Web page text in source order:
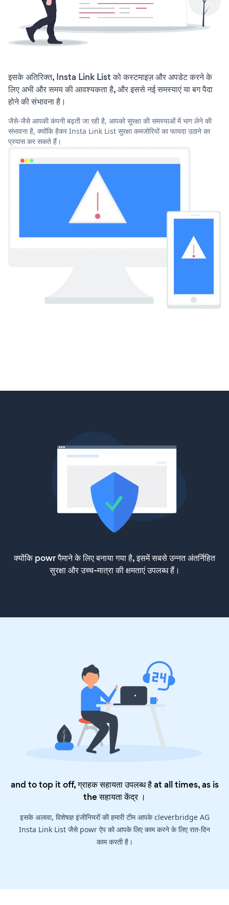
इसके अतिरिक्त, Insta Link List को कस्टमाइज़ और अपडेट करने के
लिए अभी और समय की आवश्यकता है, और इससे नई समस्याएं या बग पैदा
होने की संभावना है।
जैसे-जैसे आपकी कंपनी बढ़ती जा रही है, आपको सुरक्षा की समस्याओं में भाग लेने की
संभावना है, क्योंकि हैकर Insta Link List सुरक्षा कमजोरियों का फायदा उठाने का
प्रयास कर सकते हैं।
क्योंकि powr पैमाने के लिए बनाया गया है, इसमें सबसे उन्नत अंतर्निहित
सुरक्षा और उच्च-मात्रा की क्षमताएं उपलब्ध हैं।
and to top it off, ग्राहक सहायता उपलब्ध है at all times, as is
theसहायता केंद्र।
इसके अलावा, विशेषज्ञ इंजीनियरों की हमारी टीम आपके cleverbridge AG
Insta Link List जैसे powr ऐप को आपके लिए काम करने के लिए रात-दिन
काम करती है।